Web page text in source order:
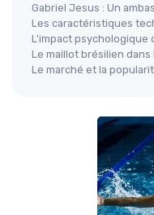
Gabriel Jesus : Un
Les caractéristiques
L'impact psychologique
Le maillot brésilien
Le marché et la